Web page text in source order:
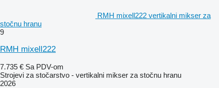
RMH mixell222 vertikalni mikser za
stočnu hranu
9
RMH mixell222
7.735 € Sa PDV-om
Strojevi za stočarstvo - vertikalni mikser za stočnu hranu
2026